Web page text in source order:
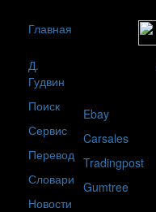
Главная
Д.
Гудвин
Поиск
Сервис
Перевод
Словари
Новости
Ebay
Carsales
Tradingpost
Gumtree